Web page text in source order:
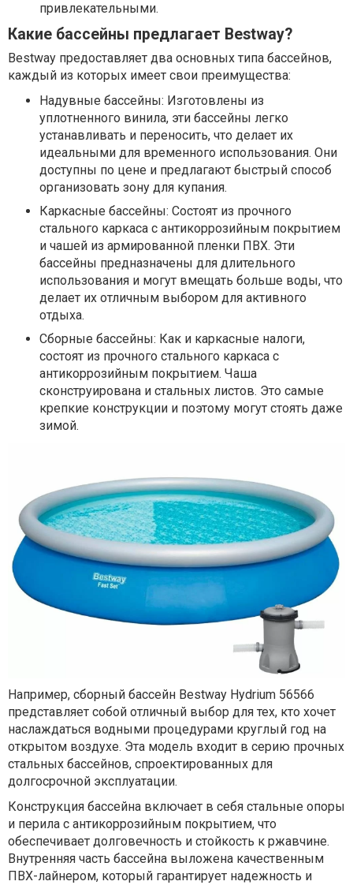
привлекательными.
Какие бассейны предлагает Bestway?
Bestway предоставляет два основных типа бассейнов,
каждый из которых имеет свои преимущества:
Надувные бассейны: Изготовлены из
уплотненного винила, эти бассейны легко
устанавливать и переносить, что делает их
идеальными для временного использования. Они
доступны по цене и предлагают быстрый способ
организовать зону для купания.
Каркасные бассейны: Состоят из прочного
стального каркаса с антикоррозийным покрытием
и чашей из армированной пленки ПВХ. Эти
бассейны предназначены для длительного
использования и могут вмещать больше воды, что
делает их отличным выбором для активного
отдыха.
Сборные бассейны: Как и каркасные налоги,
состоят из прочного стального каркаса с
антикоррозийным покрытием. Чаша
сконструирована и стальных листов. Это самые
крепкие конструкции и поэтому могут стоять даже
зимой.
Например, сборный бассейн Bestway Hydrium 56566
представляет собой отличный выбор для тех, кто хочет
наслаждаться водными процедурами круглый год на
открытом воздухе. Эта модель входит в серию прочных
стальных бассейнов, спроектированных для
долгосрочной эксплуатации.
Конструкция бассейна включает в себя стальные опоры
и перила с антикоррозийным покрытием, что
обеспечивает долговечность и стойкость к ржавчине.
Внутренняя часть бассейна выложена качественным
ПВХ-лайнером, который гарантирует надежность и